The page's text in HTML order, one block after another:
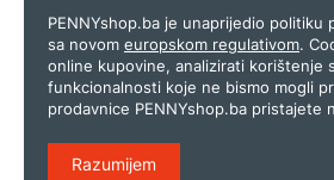
Copyright © 2026.Penny plus
PENNYshop.ba je unaprijedio
sa novom europskom regulativom.
online kupovine, analizirati korištenje
funkcionalnosti koje ne bismo mogli
prodavnice PENNYshop.ba pristajete
Razumijem